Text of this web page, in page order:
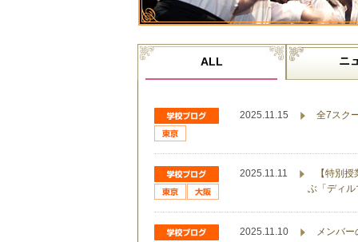
ALL ニ
2025.11.15 全7スク
2025.11.11
【特別
ぶ「ディ
2025.11.10
メンバ